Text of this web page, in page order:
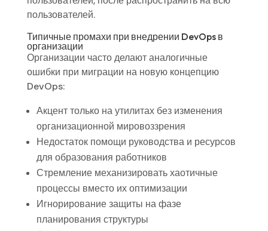
пользователей.
Типичные промахи при внедрении DevOps в
организации
Организации часто делают аналогичные
ошибки при миграции на новую концепцию
DevOps:
Акцент только на утилитах без изменения
организационной мировоззрения
Недостаток помощи руководства и ресурсов
для образования работников
Стремление механизировать хаотичные
процессы вместо их оптимизации
Игнорирование защиты на фазе
планирования структуры